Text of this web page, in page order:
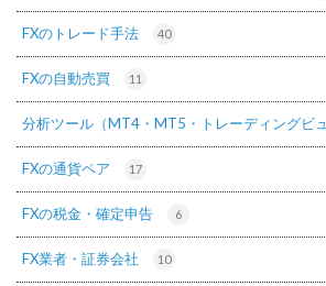
FXのトレード手法 40
FXの自動売買 11
分析ツール（MT4・MT5・トレーディングビ
FXの通貨ペア 17
FXの税金・確定申告 6
FX業者・証券会社 10